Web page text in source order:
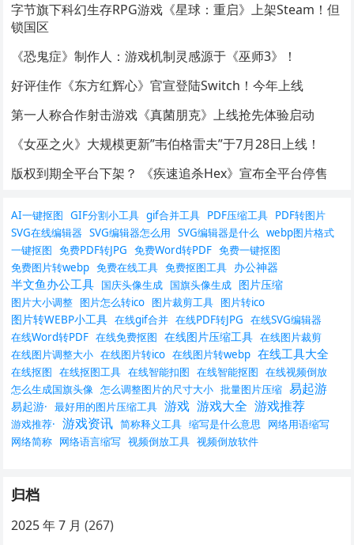
字节旗下科幻生存RPG游戏《星球：重启》上架Steam！但
锁国区
《恐鬼症》制作人：游戏机制灵感源于《巫师3》！
好评佳作《东方红辉心》官宣登陆Switch！今年上线
第一人称合作射击游戏《真菌朋克》上线抢先体验启动
《女巫之火》大规模更新”韦伯格雷夫”于7月28日上线！
版权到期全平台下架？ 《疾速追杀Hex》宣布全平台停售
AI一键抠图 GIF分割小工具 gif合并工具 PDF压缩工具 PDF转图片
SVG在线编辑器 SVG编辑器怎么用 SVG编辑器是什么 webp图片格式
一键抠图 免费PDF转JPG 免费Word转PDF 免费一键抠图
免费图片转webp 免费在线工具 免费抠图工具 办公神器
半文鱼办公工具 国庆头像生成 国旗头像生成 图片压缩
图片大小调整 图片怎么转ico 图片裁剪工具 图片转ico
图片转WEBP小工具 在线gif合并 在线PDF转JPG 在线SVG编辑器
在线Word转PDF 在线免费抠图 在线图片压缩工具 在线图片裁剪
在线图片调整大小 在线图片转ico 在线图片转webp 在线工具大全
在线抠图 在线抠图工具 在线智能扣图 在线智能抠图 在线视频倒放
怎么生成国旗头像 怎么调整图片的尺寸大小 批量图片压缩 易起游
易起游· 最好用的图片压缩工具 游戏 游戏大全 游戏推荐
游戏推荐· 游戏资讯 简称释义工具 缩写是什么意思
网络用语缩写
网络简称 网络语言缩写 视频倒放工具 视频倒放软件
归档
2025 年 7 月 (267)